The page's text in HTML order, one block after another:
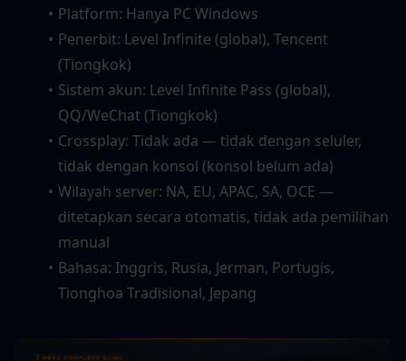
Platform: Hanya PC Windows
Penerbit: Level Infinite (global), Tencent
(Tiongkok)
Sistem akun: Level Infinite Pass (global),
QQ/WeChat (Tiongkok)
Crossplay: Tidak ada — tidak dengan seluler,
tidak dengan konsol (konsol belum ada)
Wilayah server: NA, EU, APAC, SA, OCE —
ditetapkan secara otomatis, tidak ada pemilihan
manual
Bahasa: Inggris, Rusia, Jerman, Portugis,
Tionghoa Tradisional, Jepang